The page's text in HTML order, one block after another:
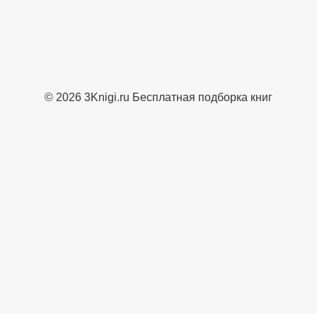
© 2026 3Knigi.ru Бесплатная подборка книг